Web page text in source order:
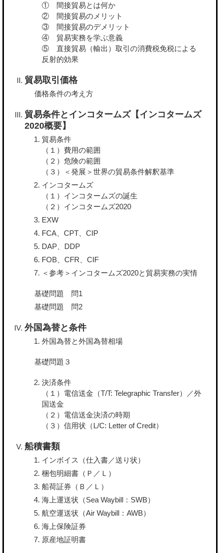
① 間接貿易とは何か
② 間接貿易のメリット
③ 間接貿易のデメリット
④ 貿易実務を学ぶ意義
⑤ 直接貿易（輸出）取引の消費税免税による
反射的効果
貿易取引価格
価格条件の考え方
貿易条件とインコタームズ【インコタームズ
2020概要】
貿易条件
（１）費用の範囲
（２）危険の範囲
（３）＜発展＞世界の貿易条件解釈基準
インコタームズ
（１）インコタームズの誕生
（２）インコタームズ2020
EXW
FCA、CPT、CIP
DAP、DDP
FOB、CFR、CIF
＜参考＞インコタームズ2020と貿易実務の実情
基礎問題 問1
基礎問題 問2
外国為替と条件
外国為替と外国為替相場
基礎問題３
決済条件
（１）電信送金（T/T: Telegraphic Transfer）／外
国送金
（２）電信送金決済の時期
（３）信用状（L/C: Letter of Credit）
船積書類
インボイス（仕入書／送り状）
梱包明細書（Ｐ／Ｌ）
船荷証券（Ｂ／Ｌ）
海上運送状（Sea Waybill：SWB）
航空運送状（Air Waybill：AWB）
海上保険証券
原産地証明書